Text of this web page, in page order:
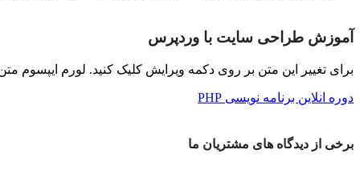
آموزش طراحی سایت با وردپرس
برای تغییر این متن بر روی دکمه ویرایش کلیک کنید. لورم ایپسوم
دوره انلاین برنامه نویسی PHP
برخی از دیدگاه های مشتریان ما